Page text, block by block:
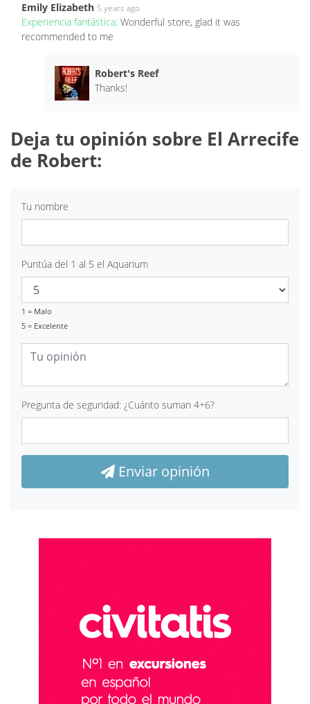
Emily Elizabeth 5 years ago
Experiencia fantástica: Wonderful store, glad it was
recommended to me
Robert's Reef
Thanks!
Deja tu opinión sobre El Arrecife
de Robert:
Tu nombre
Puntúa del 1 al 5 el Aquarium
1 = Malo
5 = Excelente
Pregunta de seguridad: ¿Cuánto suman 4+6?
Enviar opinión